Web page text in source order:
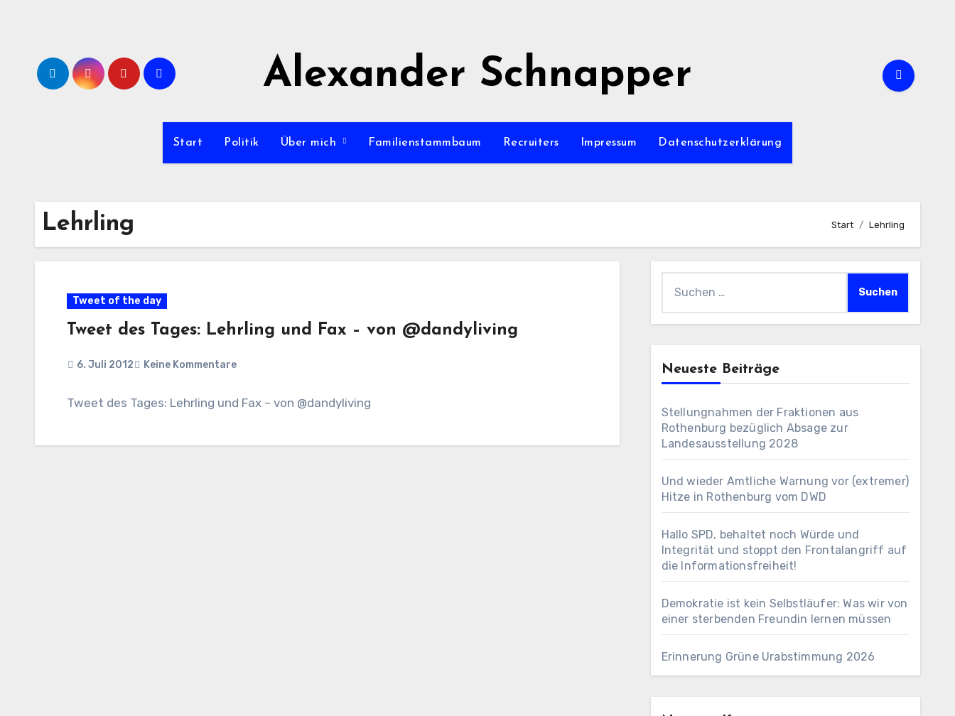
Alexander Schnapper
Start Politik Über mich Familienstammbaum Recruiters Impressum Datenschutzerklärung
Lehrling Start Lehrling
Tweet of the day
Tweet des Tages: Lehrling und Fax – von @dandyliving
6. Juli 2012 Keine Kommentare
Tweet des Tages: Lehrling und Fax – von @dandyliving
nach:
Neueste Beiträge
Stellungnahmen der Fraktionen aus
Rothenburg bezüglich Absage zur
Landesausstellung 2028
Und wieder Amtliche Warnung vor (extremer)
Hitze in Rothenburg vom DWD
Hallo SPD, behaltet noch Würde und
Integrität und stoppt den Frontalangriff auf
die Informationsfreiheit!
Demokratie ist kein Selbstläufer: Was wir von
einer sterbenden Freundin lernen müssen
Erinnerung Grüne Urabstimmung 2026